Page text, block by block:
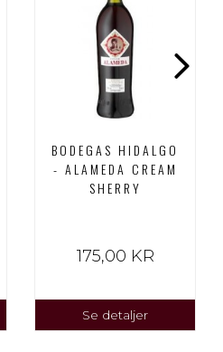
BODEGAS HIDALGO
- ALAMEDA CREAM
SHERRY
175,00 KR
Se detaljer